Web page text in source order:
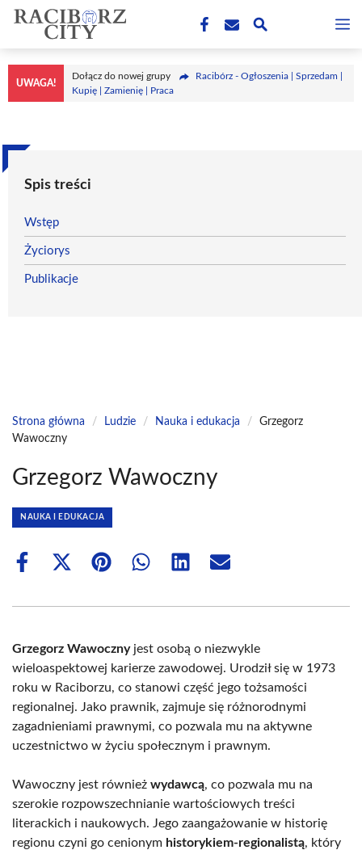
Przejdź
treści
UWAGA!
Dołącz do nowej grupy
Racibórz - Ogłoszenia | Sprzedam |
Kupię | Zamienię | Praca
Spis treści
Wstęp
Życiorys
Publikacje
Strona główna / Ludzie / Nauka i edukacja /
Grzegorz
Wawoczny
Grzegorz Wawoczny
NAUKA I EDUKACJA
Share
Share
(Twitter)
Share Share Share Share
Grzegorz Wawocznyjest osobą o niezwykle
wieloaspektowej karierze zawodowej. Urodził się w 1973
roku w Raciborzu, co stanowi część jego tożsamości
regionalnej. Jako prawnik, zajmuje się różnorodnymi
zagadnieniami prawnymi, co pozwala mu na aktywne
uczestnictwo w życiu społecznym i prawnym.
Wawoczny jest również wydawcą, co pozwala mu na
szerokie rozpowszechnianie wartościowych treści
literackich i naukowych. Jego zaangażowanie w historię
regionu czyni go cenionym historykiem-regionalistą, który